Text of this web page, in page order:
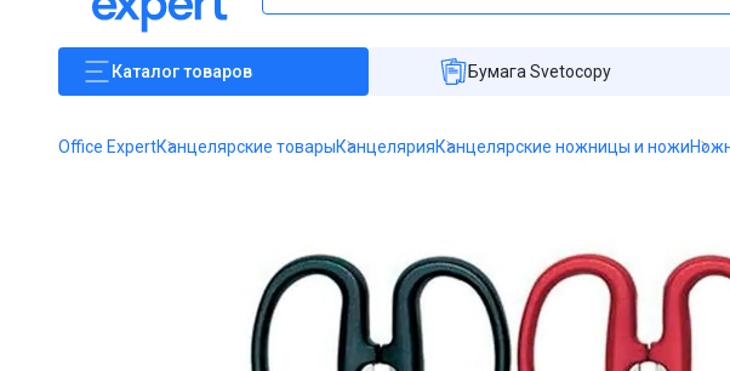
Каталогтоваров Бумага Svetocopy
Office ExpertКанцелярские товарыКанцелярияКанцелярские ножницы и ножи